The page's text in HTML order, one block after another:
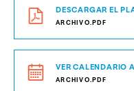
DESCARGAR EL
ARCHIVO.PDF
VER CALENDARIO
ARCHIVO.PDF